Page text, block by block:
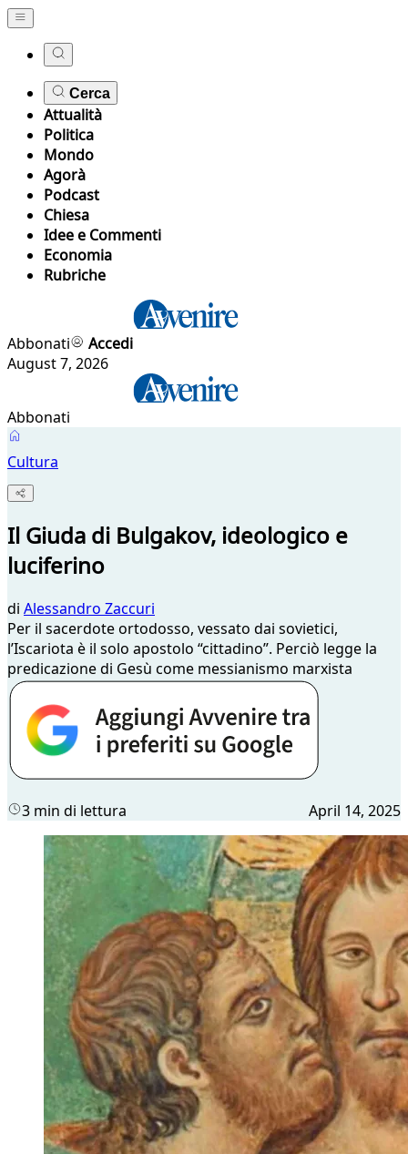
Cerca
Attualità
Politica
Mondo
Agorà
Podcast
Chiesa
Idee e Commenti
Economia
Rubriche
Abbonati
Accedi
August 7, 2026
Abbonati
Cultura
Il Giuda di Bulgakov, ideologico e
luciferino
di Alessandro Zaccuri
Per il sacerdote ortodosso, vessato dai sovietici,
l’Iscariota è il solo apostolo “cittadino”. Perciò legge la
predicazione di Gesù come messianismo marxista
3 min di lettura April 14, 2025